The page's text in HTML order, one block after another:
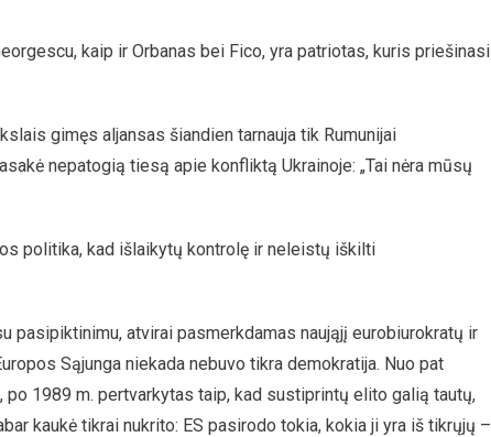
kaip ir Orbanas bei Fico, yra patriotas, kuris priešinasi
gimęs aljansas šiandien tarnauja tik Rumunijai
nepatogią tiesą apie konfliktą Ukrainoje: „Tai nėra mūsų
politika, kad išlaikytų kontrolę ir neleistų iškilti
pasipiktinimu, atvirai pasmerkdamas naująjį eurobiurokratų ir
Sąjunga niekada nebuvo tikra demokratija. Nuo pat
1989 m. pertvarkytas taip, kad sustiprintų elito galią tautų,
kaukė tikrai nukrito: ES pasirodo tokia, kokia ji yra iš tikrųjų –